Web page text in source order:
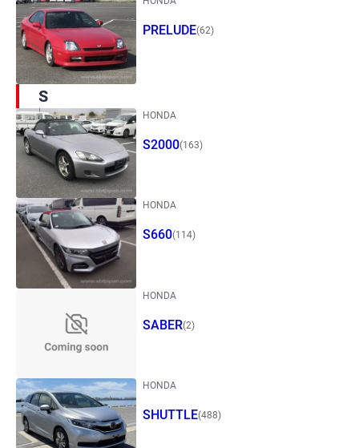
PRELUDE(62)
S
HONDA
S2000(163)
HONDA
S660(114)
HONDA
SABER(2)
HONDA
SHUTTLE(488)